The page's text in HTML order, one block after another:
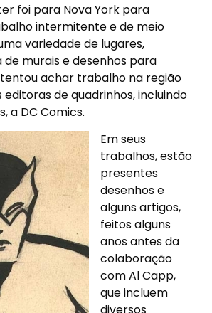
foi para Nova York para
intermitente e de meio
variedade de lugares,
murais e desenhos para
achar trabalho na região
de quadrinhos, incluindo
a DC Comics.
Em seus
trabalhos, estão
presentes
desenhos e
alguns artigos,
feitos alguns
anos antes da
colaboração
com Al Capp,
que incluem